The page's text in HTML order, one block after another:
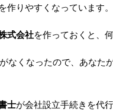
を作りやすくなっています。
式会社を作っておくと、
なくなったので、あなた
士が会社設立手続きを代